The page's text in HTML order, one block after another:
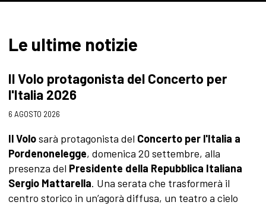
Le ultime notizie
Il Volo protagonista del Concerto per
l'Italia 2026
6 AGOSTO 2026
Il Volosarà protagonista del Concerto per l'Italia a
Pordenonelegge, domenica 20 settembre, alla
presenza del Presidente della Repubblica Italiana
Sergio Mattarella. Una serata che trasformerà il
centro storico in un’agorà diffusa, un teatro a cielo